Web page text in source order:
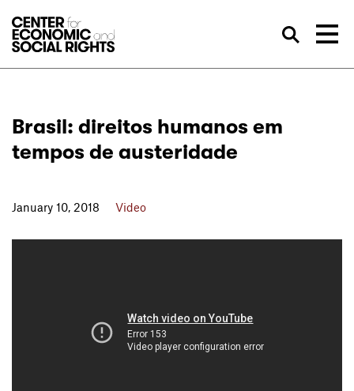
Brasil: direitos humanos em
tempos de austeridade
January 10, 2018 Video